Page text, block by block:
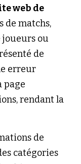
web de
de matchs,
joueurs ou
de
erreur
page
rendant la
de
catégories